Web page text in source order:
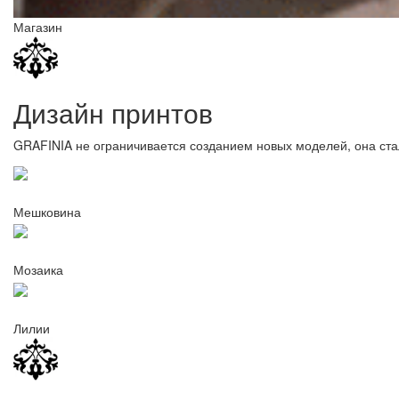
Магазин
Дизайн принтов
GRAFINIA не ограничивается созданием новых моделей, она
Мешковина
Мозаика
Лилии